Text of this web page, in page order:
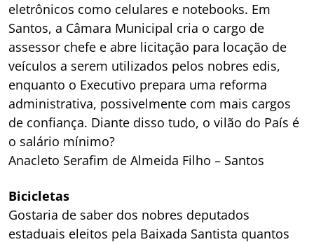
eletrônicos como celulares e notebooks. Em
Santos, a Câmara Municipal cria o cargo de
assessor chefe e abre licitação para locação de
veículos a serem utilizados pelos nobres edis,
enquanto o Executivo prepara uma reforma
administrativa, possivelmente com mais cargos
de confiança. Diante disso tudo, o vilão do País é
o salário mínimo?
Anacleto Serafim de Almeida Filho – Santos
Bicicletas
Gostaria de saber dos nobres deputados
estaduais eleitos pela Baixada Santista quantos